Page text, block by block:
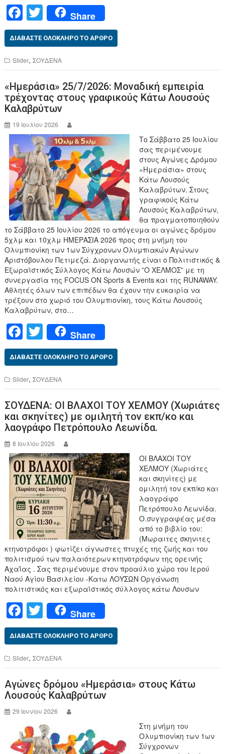
F
a
c
e
b
o
o
k
T
wi
tt
er
Share
ΔΙΑΒΆΣΤΕ ΟΛΌΚΛΗΡΟ ΤΟ ΆΡΘΡΟ
Slider,ΣΟΥΔΕΝΑ
«Ημεράσια» 25/7/2026: Μοναδική εμπειρία
τρέχοντας στους γραφικούς Κάτω Λουσούς
Καλαβρύτων
19 Ιουλίου 2026
Το Σάββατο 25 Ιουλίου
σας περιμένουμε
στους Αγώνες Δρόμου
«Ημεράσια» στους
Κάτω Λουσούς
Καλαβρύτων. Στους
γραφικούς Κάτω
Λουσούς Καλαβρύτων,
θα πραγματοποιηθούν
το Σάββατο 25 Ιουλίου 2026 το απόγευμα οι αγώνες δρόμου
5χλμ και 10χλμ ΗΜΕΡΑΣΙΑ 2026 προς στη μνήμη του
Ολυμπιονίκη των 1ων Σύγχρονων Ολυμπιακών Αγώνων
Αριστόβουλου Πετιμεζά. Διοργανωτής είναι ο Πολιτιστικός &
Εξωραϊστικός Σύλλογος Κάτω Λουσών ”Ο ΧΕΛΜΟΣ” με τη
συνεργασία της FOCUS ON Sports & Events και της RUNAWAY.
Αθλητές όλων των επιπέδων θα έχουν την ευκαιρία να
τρέξουν στο χωριό του Ολυμπιονίκη, τους Κάτω Λουσούς
Καλαβρύτων, στο…
F
a
c
e
b
o
o
k
T
wi
tt
er
Share
ΔΙΑΒΆΣΤΕ ΟΛΌΚΛΗΡΟ ΤΟ ΆΡΘΡΟ
Slider,ΣΟΥΔΕΝΑ
ΣΟΥΔΕΝΑ: ΟΙ ΒΛΑΧΟΙ ΤΟΥ ΧΕΛΜΟΥ (Χωριάτες
και σκηνίτες) με ομιλητή τον εκπ/κο και
λαογράφο Πετρόπουλο Λεωνίδα.
8 Ιουλίου 2026
ΟΙ ΒΛΑΧΟΙ ΤΟΥ
ΧΕΛΜΟΥ (Χωριάτες
και σκηνίτες) με
ομιλητή τον εκπ/κο και
λαογράφο
Πετρόπουλο Λεωνίδα.
Ο.συγγραφέας μέσα
από το βιβλίο του:
(Μωραιτες σκηνιτες
κτηνοτρόφοι ) φωτίζει άγνωστες πτυχές της ζωής και του
πολιτισμού των παλαιότερων κτηνοτρόφων της ορεινής
Αχαΐας . Σας περιμένουμε στον προαύλιο χώρο του Ιερού
Ναού Αγίου Βασιλείου -Κατω ΛΟΥΣΩΝ Οργάνωση
πολιτιστικός και εξωραϊστικός σύλλογος κάτω Λουσων
F
a
c
e
b
o
o
k
T
wi
tt
er
Share
ΔΙΑΒΆΣΤΕ ΟΛΌΚΛΗΡΟ ΤΟ ΆΡΘΡΟ
Slider,ΣΟΥΔΕΝΑ
Αγώνες δρόμου «Ημεράσια» στους Κάτω
Λουσούς Καλαβρύτων
29 Ιουνίου 2026
Στη μνήμη του
Ολυμπιονίκη των 1ων
Σύγχρονων